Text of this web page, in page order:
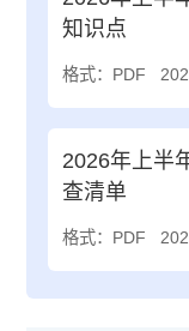
知识点
格式：PDF
2026年上半
查清单
格式：PDF